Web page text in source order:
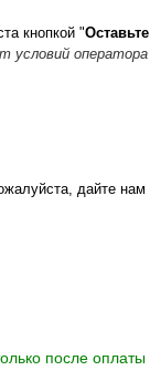
кнопкой "
условий оператора
дайте
после оплаты